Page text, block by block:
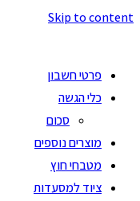
Skip to content
פרטי חשבון
כלי הגשה
סכום
מוצרים נוספים
מטבחי חוץ
ציוד למסעדות